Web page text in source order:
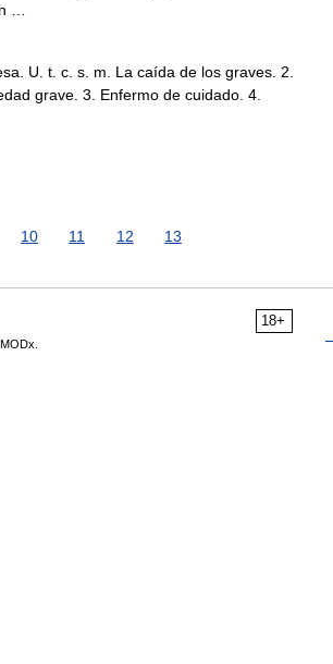
…
U. t. c. s. m. La caída de los graves. 2.
grave. 3. Enfermo de cuidado. 4.
10 11 12 13
18+